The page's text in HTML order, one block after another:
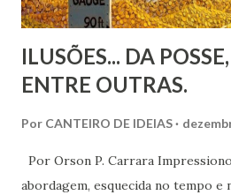
ILUSÕES... DA
ENTRE OUTRAS.
Por CANTEIRO DE IDEIAS
Por Orson P. Carrara
abordagem, esquecida no tempo e